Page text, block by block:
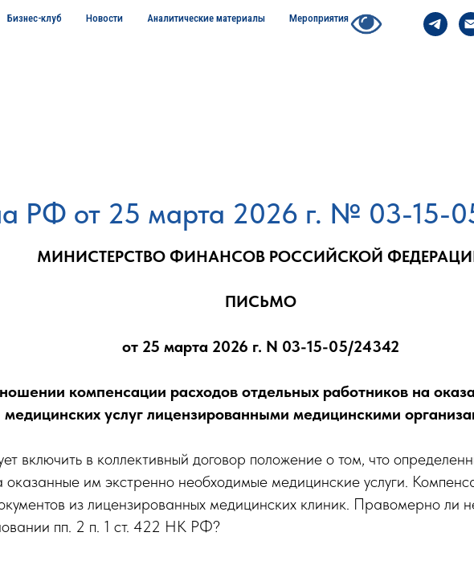
Бизнес-клуб Новости Аналитические материалы
Мероприятия
РФ от 25 марта 2026 г. № 03-15-
МИНИСТЕРСТВО ФИНАНСОВ РОССИЙСКОЙ
ПИСЬМО
от 25 марта 2026 г. N 03-15-05/24342
компенсации расходов отдельных работников на
медицинских услуг лицензированными медицинскими
включить в коллективный договор положение о том, что
оказанные им экстренно необходимые медицинские услуги.
из лицензированных медицинских клиник. Правомерно ли
пп. 2 п. 1 ст. 422 НК РФ?